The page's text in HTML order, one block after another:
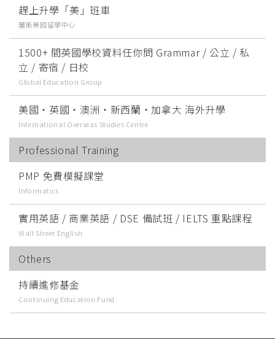
趕上升學「美」班車
麗斯美國留學中心
1500+ 間英國學校資料任你問 Grammar / 公立 / 私
立 / 寄宿 / 日校
Global Education Group
美國‧英國‧澳洲‧新西蘭‧加拿大 海外升學
International Overseas Studies Centre
Professional Training
PMP 免費模擬課堂
Informatics
實用英語 / 商業英語 / DSE 備試班 / IELTS 重點課程
Wall Street English
Others
持續進修基金
Continuing Education Fund